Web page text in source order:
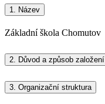
1. Název
Základní škola Chomutov
2. Důvod a způsob založení
3. Organizační struktura